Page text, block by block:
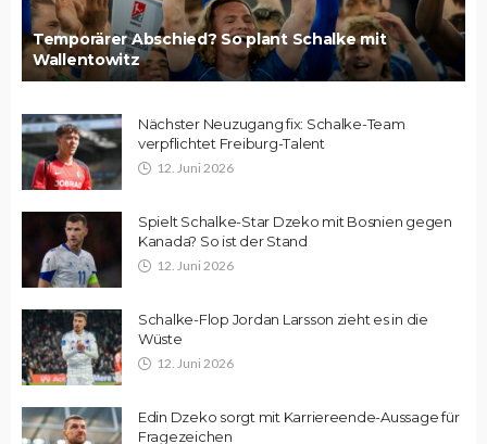
Temporärer Abschied? So plant Schalke mit
Wallentowitz
Nächster Neuzugang fix: Schalke-Team
verpflichtet Freiburg-Talent
12. Juni 2026
Spielt Schalke-Star Dzeko mit Bosnien gegen
Kanada? So ist der Stand
12. Juni 2026
Schalke-Flop Jordan Larsson zieht es in die
Wüste
12. Juni 2026
Edin Dzeko sorgt mit Karriereende-Aussage für
Fragezeichen